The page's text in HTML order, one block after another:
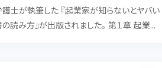
士が執筆した 『起業家が知らないとヤバい
読み方』が出版されました。 第１章 起業し